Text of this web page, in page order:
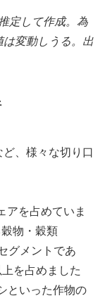
定して作成。為
は変動しうる。出
、様々な切り口
アを占めていま
物・穀類
グメントであ
を占めました
といった作物の